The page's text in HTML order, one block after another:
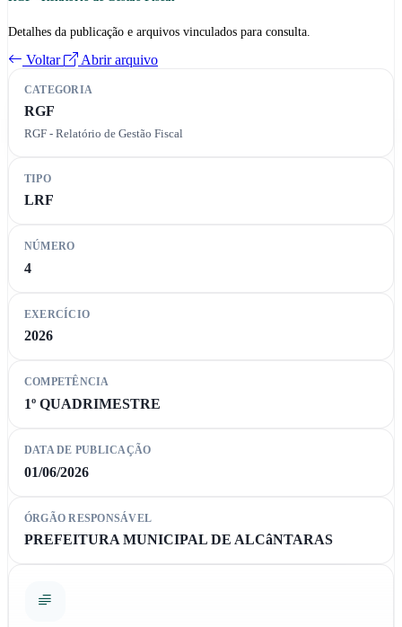
Detalhes da publicação e arquivos vinculados para consulta.
Voltar Abrir arquivo
CATEGORIA
RGF
RGF - Relatório de Gestão Fiscal
TIPO
LRF
NÚMERO
4
EXERCÍCIO
2026
COMPETÊNCIA
1º QUADRIMESTRE
DATA DE PUBLICAÇÃO
01/06/2026
ÓRGÃO RESPONSÁVEL
PREFEITURA MUNICIPAL DE ALCâNTARAS